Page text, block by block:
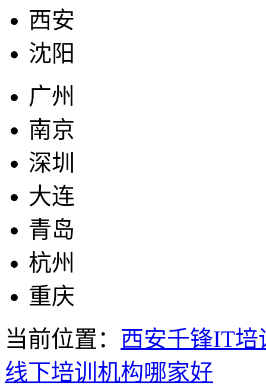
西安
沈阳
广州
南京
深圳
大连
青岛
杭州
重庆
当前位置： 西安千锋IT培
线下培训机构哪家好